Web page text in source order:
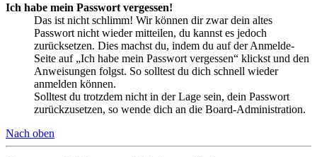
Ich habe mein Passwort vergessen!
Das ist nicht schlimm! Wir können dir zwar dein altes
Passwort nicht wieder mitteilen, du kannst es jedoch
zurücksetzen. Dies machst du, indem du auf der Anmelde-
Seite auf „Ich habe mein Passwort vergessen“ klickst und den
Anweisungen folgst. So solltest du dich schnell wieder
anmelden können.
Solltest du trotzdem nicht in der Lage sein, dein Passwort
zurückzusetzen, so wende dich an die Board-Administration.
Nach oben